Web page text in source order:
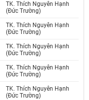
TK. Thích Nguyên Hạnh
(Đức Trường)
TK. Thích Nguyên Hạnh
(Đức Trường)
TK. Thích Nguyên Hạnh
(Đức Trường)
TK. Thích Nguyên Hạnh
(Đức Trường)
TK. Thích Nguyên Hạnh
(Đức Trường)